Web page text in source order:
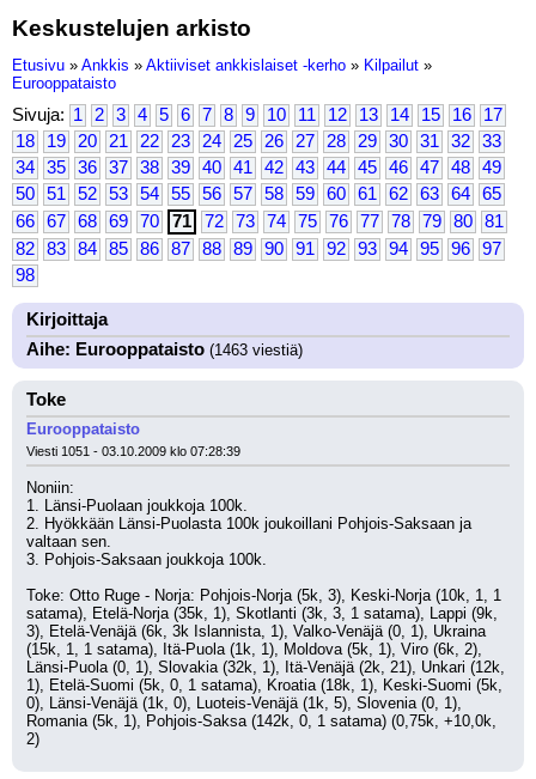
Keskustelujen arkisto
Etusivu » Ankkis » Aktiiviset ankkislaiset -kerho » Kilpailut »
Eurooppataisto
Sivuja: 1 2 3 4 5 6 7 8 9 10 11 12 13 14 15 16
17
18
19 20 21 22 23 24 25 26 27 28 29 30 31 32
33
34
35 36 37 38 39 40 41 42 43 44 45 46 47 48
49
50
51 52 53 54 55 56 57 58 59 60 61 62 63 64
65
66
67 68 69 70 71 72 73 74 75 76 77 78 79 80
81
82
83 84 85 86 87 88 89 90 91 92 93 94 95 96
97
98
Kirjoittaja
Aihe: Eurooppataisto (1463 viestiä)
Toke
Eurooppataisto
Viesti 1051 - 03.10.2009 klo 07:28:39
Noniin:
1. Länsi-Puolaan joukkoja 100k.
2. Hyökkään Länsi-Puolasta 100k joukoillani Pohjois-Saksaan ja
valtaan sen.
3. Pohjois-Saksaan joukkoja 100k.
Toke: Otto Ruge - Norja: Pohjois-Norja (5k, 3), Keski-Norja (10k, 1, 1
satama), Etelä-Norja (35k, 1), Skotlanti (3k, 3, 1 satama), Lappi (9k,
3), Etelä-Venäjä (6k, 3k Islannista, 1), Valko-Venäjä (0, 1), Ukraina
(15k, 1, 1 satama), Itä-Puola (1k, 1), Moldova (5k, 1), Viro (6k, 2),
Länsi-Puola (0, 1), Slovakia (32k, 1), Itä-Venäjä (2k, 21), Unkari (12k,
1), Etelä-Suomi (5k, 0, 1 satama), Kroatia (18k, 1), Keski-Suomi (5k,
0), Länsi-Venäjä (1k, 0), Luoteis-Venäjä (1k, 5), Slovenia (0, 1),
Romania (5k, 1), Pohjois-Saksa (142k, 0, 1 satama) (0,75k, +10,0k,
2)